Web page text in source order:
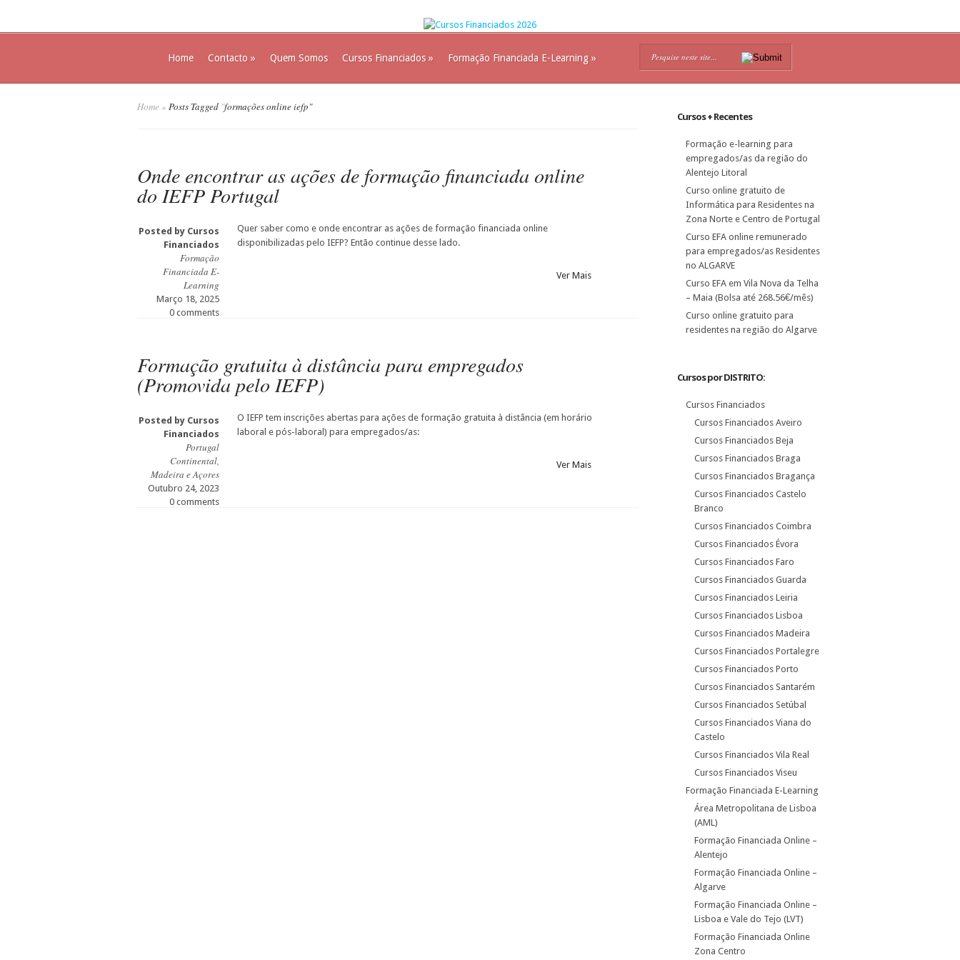
Home Contacto » Quem Somos Cursos Financiados» Formação Financiada E-Learning »
Home » Posts Tagged "formações online iefp"
Onde encontrar as ações de formação financiada online
do IEFP Portugal
Posted by Cursos
Financiados
Formação
Financiada E-
Learning
Março 18, 2025
0 comments
Quer saber como e onde encontrar as ações de formação financiada online
disponibilizadas pelo IEFP? Então continue desse lado.
Ver Mais
Formação gratuita à distância para empregados
(Promovida pelo IEFP)
Posted by Cursos
Financiados
Portugal
Continental,
Madeira e Açores
Outubro 24, 2023
0 comments
O IEFP tem inscrições abertas para ações de formação gratuita à distância (em horário
laboral e pós-laboral) para empregados/as:
Ver Mais
Cursos + Recentes
Formação e-learning para
empregados/as da região do
Alentejo Litoral
Curso online gratuito de
Informática para Residentes na
Zona Norte e Centro de Portugal
Curso EFA online remunerado
para empregados/as Residentes
no ALGARVE
Curso EFA em Vila Nova da Telha
– Maia (Bolsa até 268.56€/mês)
Curso online gratuito para
residentes na região do Algarve
Cursos por DISTRITO:
Cursos Financiados
Cursos Financiados Aveiro
Cursos Financiados Beja
Cursos Financiados Braga
Cursos Financiados Bragança
Cursos Financiados Castelo
Branco
Cursos Financiados Coimbra
Cursos Financiados Évora
Cursos Financiados Faro
Cursos Financiados Guarda
Cursos Financiados Leiria
Cursos Financiados Lisboa
Cursos Financiados Madeira
Cursos Financiados Portalegre
Cursos Financiados Porto
Cursos Financiados Santarém
Cursos Financiados Setúbal
Cursos Financiados Viana do
Castelo
Cursos Financiados Vila Real
Cursos Financiados Viseu
Formação Financiada E-Learning
Área Metropolitana de Lisboa
(AML)
Formação Financiada Online –
Alentejo
Formação Financiada Online –
Algarve
Formação Financiada Online –
Lisboa e Vale do Tejo (LVT)
Formação Financiada Online
Zona Centro